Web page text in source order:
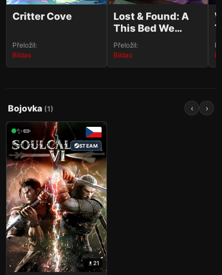
Critter Cove
Přeložil:
Bildas
Lost & Found: A
This Bed We
Made Story
Přeložil:
Bildas
Bojovka (1) ‹ ›
✨✏️
STEAM
21